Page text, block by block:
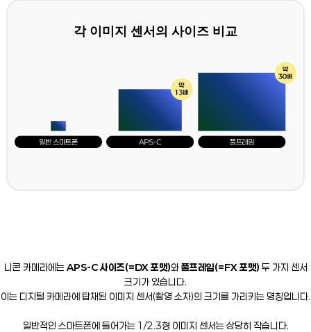
각 이미지 센서의 사이즈 비교
니콘 카메라에는 APS-C 사이즈(=DX 포맷)와풀프레임(=FX 포맷) 두 가지 센서
크기가 있습니다.
이는 디지털 카메라에 탑재된 이미지 센서(촬영 소자)의 크기를 가리키는 명칭입니다.
일반적인 스마트폰에 들어가는 1/2.3형 이미지 센서는 상당히 작습니다.